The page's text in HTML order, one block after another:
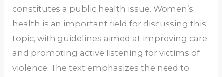
constitutes a public health issue. Women’s
health is an important field for discussing this
topic, with guidelines aimed at improving care
and promoting active listening for victims of
violence. The text emphasizes the need to